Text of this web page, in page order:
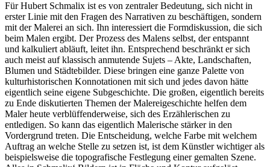
Für Hubert Schmalix ist es von zentraler Bedeutung, sich nicht in
erster Linie mit den Fragen des Narrativen zu beschäftigen, sondern
mit der Malerei an sich. Ihn interessiert die Formdiskussion, die sich
beim Malen ergibt. Der Prozess des Malens selbst, der entspannt
und kalkuliert abläuft, leitet ihn. Entsprechend beschränkt er sich
auch meist auf klassisch anmutende Sujets – Akte, Landschaften,
Blumen und Städtebilder. Diese bringen eine ganze Palette von
kulturhistorischen Konnotationen mit sich und jedes davon hätte
eigentlich seine eigene Subgeschichte. Die großen, eigentlich bereits
zu Ende diskutierten Themen der Malereigeschichte helfen dem
Maler heute verblüffenderweise, sich des Erzählerischen zu
entledigen. So kann das eigentlich Malerische stärker in den
Vordergrund treten. Die Entscheidung, welche Farbe mit welchem
Auftrag an welche Stelle zu setzen ist, ist dem Künstler wichtiger als
beispielsweise die topografische Festlegung einer gemalten Szene.